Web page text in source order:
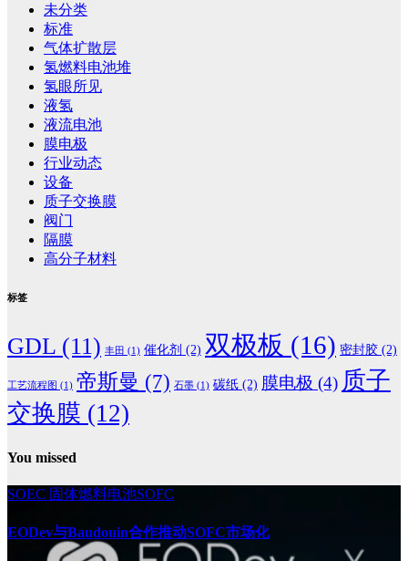
未分类
标准
气体扩散层
氢燃料电池堆
氢眼所见
液氢
液流电池
膜电极
行业动态
设备
质子交换膜
阀门
隔膜
高分子材料
标签
GDL (11) 丰田 (1) 催化剂 (2) 双极板 (16) 密封胶 (2)
工艺流程图 (1) 帝斯曼 (7) 石墨 (1) 碳纸 (2) 膜电极 (4) 质子
交换膜 (12)
You missed
SOEC 固体燃料电池SOFC
EODev与Baudouin合作推动SOFC市场化